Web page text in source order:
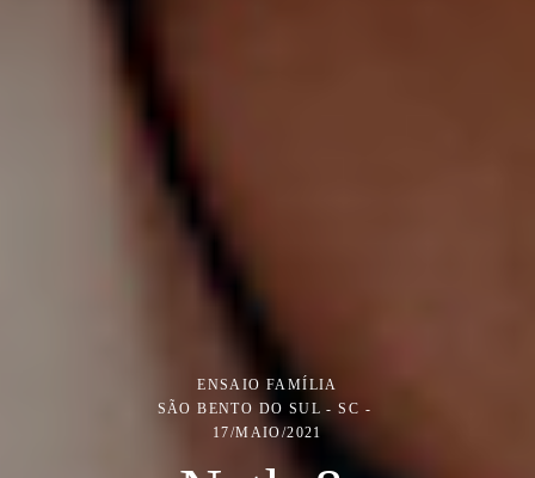
ENSAIO FAMÍLIA
SÃO BENTO DO SUL - SC
17/MAIO/2021